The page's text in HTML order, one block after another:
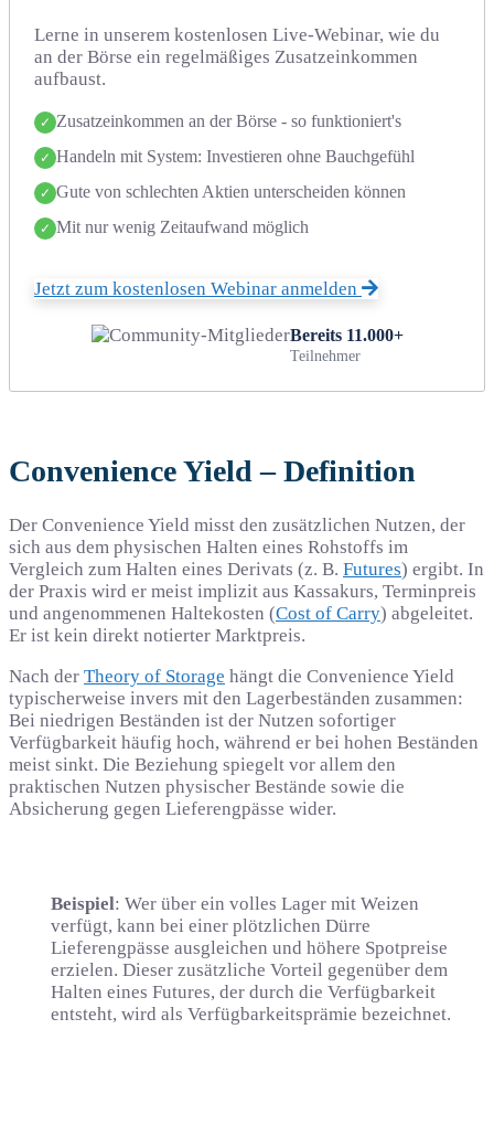
Lerne in unserem kostenlosen Live-Webinar, wie du
an der Börse ein regelmäßiges Zusatzeinkommen
aufbaust.
✓ Zusatzeinkommen an der Börse - so funktioniert's
✓ Handeln mit System: Investieren ohne Bauchgefühl
✓ Gute von schlechten Aktien unterscheiden können
✓ Mit nur wenig Zeitaufwand möglich
Jetzt zum kostenlosen Webinar anmelden
Bereits 11.000+
Teilnehmer
Convenience Yield – Definition
Der Convenience Yield misst den zusätzlichen Nutzen, der
sich aus dem physischen Halten eines Rohstoffs im
Vergleich zum Halten eines Derivats (z. B. Futures) ergibt. In
der Praxis wird er meist implizit aus Kassakurs, Terminpreis
und angenommenen Haltekosten (Cost of Carry) abgeleitet.
Er ist kein direkt notierter Marktpreis.
Nach der Theory of Storage hängt die Convenience Yield
typischerweise invers mit den Lagerbeständen zusammen:
Bei niedrigen Beständen ist der Nutzen sofortiger
Verfügbarkeit häufig hoch, während er bei hohen Beständen
meist sinkt. Die Beziehung spiegelt vor allem den
praktischen Nutzen physischer Bestände sowie die
Absicherung gegen Lieferengpässe wider.
Beispiel: Wer über ein volles Lager mit Weizen
verfügt, kann bei einer plötzlichen Dürre
Lieferengpässe ausgleichen und höhere Spotpreise
erzielen. Dieser zusätzliche Vorteil gegenüber dem
Halten eines Futures, der durch die Verfügbarkeit
entsteht, wird als Verfügbarkeitsprämie bezeichnet.